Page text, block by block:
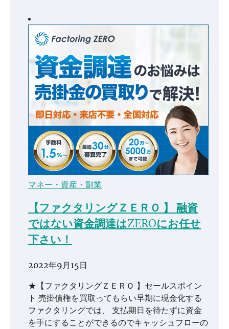
マネー・資産・副業
【ファクタリングＺＥＲＯ 】 融資
ではない資金調達はZEROにお任せ
下さい！
2022年9月15日
★【ファクタリングＺＥＲＯ 】セールスポイン
ト 売掛債権を買取ってもらい早期に現金化する
ファクタリングでは、 支払期日を待たずに資金
を手にすることができるのでキャッシュフローの